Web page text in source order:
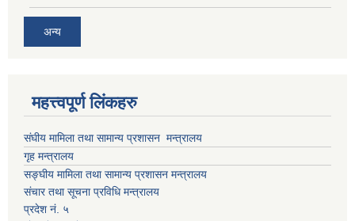
अन्य
महत्त्वपूर्ण लिंकहरु
संघीय मामिला तथा सामान्य प्रशासन मन्त्रालय
गृह मन्त्रालय
सङ्घीय मामिला तथा सामान्य प्रशासन मन्त्रालय
संचार तथा सूचना प्रविधि मन्त्रालय
प्रदेश नं. ५